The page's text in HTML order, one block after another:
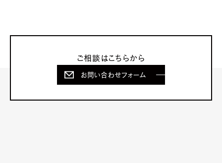
ご相談はこちらから
お問い合わせフォーム